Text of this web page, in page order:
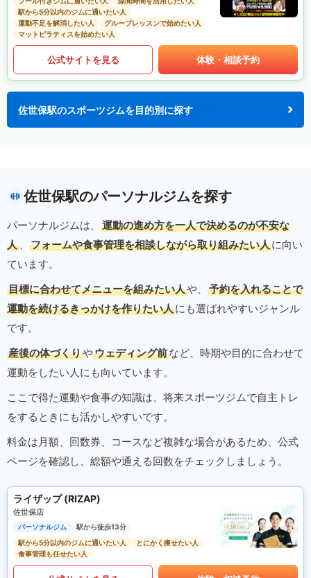
駅から5分以内のジムに通いたい人
運動不足を解消したい人
グループレッスンで始めたい人
マットピラティスを始めたい人
公式サイトを見る 体験・相談予約
佐世保駅のスポーツジムを目的別に探す
佐世保駅のパーソナルジムを探す
パーソナルジムは、
運動の進め方を一人で決めるのが不安な
人 、 フォームや食事管理を相談しながら取り組みたい人に向い
ています。
目標に合わせてメニューを組みたい人や、
予約を入れることで
運動を続けるきっかけを作りたい人にも選ばれやすいジャンル
です。
産後の体づくりやウェディング前など、時期や目的に合わせて
運動をしたい人にも向いています。
ここで得た運動や食事の知識は、将来スポーツジムで自主トレ
をするときにも活かしやすいです。
料金は月額、回数券、コースなど複雑な場合があるため、公式
ページを確認し、総額や通える回数をチェックしましょう。
ライザップ (RIZAP)
佐世保店
パーソナルジム
駅から徒歩13分
駅から5分以内のジムに通いたい人
とにかく痩せたい人
食事管理も任せたい人